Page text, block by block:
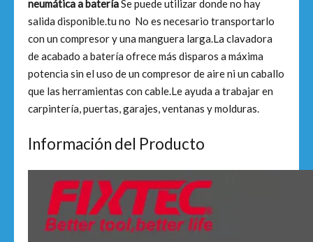
neumática a bateríaSe puede utilizar donde no hay
salida disponible.tu no No es necesario transportarlo
con un compresor y una manguera larga.La clavadora
de acabado a batería ofrece más disparos a máxima
potencia sin el uso de un compresor de aire ni un caballo
que las herramientas con cable.Le ayuda a trabajar en
carpintería, puertas, garajes, ventanas y molduras.
Información del Producto